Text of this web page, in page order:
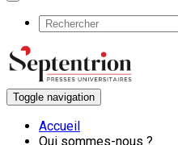
Toggle navigation
Accueil
Qui sommes-nous ?